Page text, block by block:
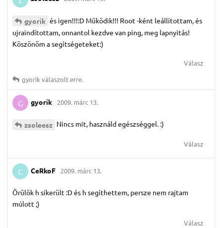
gyorik és igen!!!:D Működik!!! Root -ként leállítottam, és
ujraindítottam, onnantol kezdve van ping, meg lapnyitás!
Köszönöm a segítségeteket:)
Válasz
gyorik válaszolt erre.
G gyorik 2009. márc 13.
zsoleesz Nincs mit, használd egészséggel. :)
Válasz
C CeRkoF 2009. márc 13.
Örülök h sikerült :D és h segíthettem, persze nem rajtam
múlott ;)
Válasz